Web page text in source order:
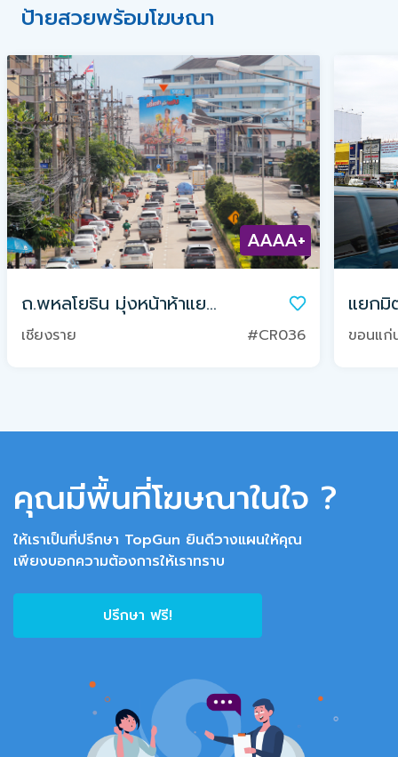
ป้ายสวยพร้อมโฆษณา
AAAA+
ถ.พหลโยธิน มุ่งหน้าห้าแยกพ่อขุนฯ
เชียงราย #CR036
แยกมิ
ขอนแก่
คุณมีพื้นที่โฆษณาในใจ ?
ให้เราเป็นที่ปรึกษา TopGun ยินดีวางแผนให้คุณ
เพียงบอกความต้องการให้เราทราบ
ปรึกษา ฟรี!